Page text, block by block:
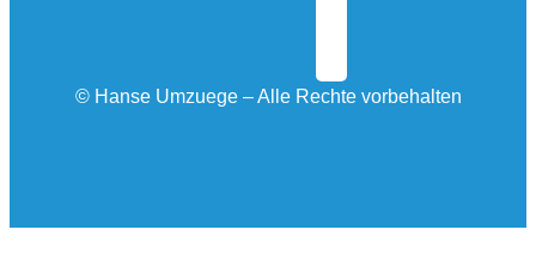
© Hanse Umzuege – Alle Rechte vorbehalten